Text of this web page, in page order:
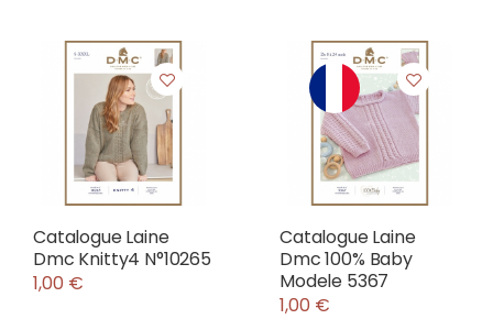
Catalogue Laine
Dmc Knitty4 N°10265
1,00 €
Catalogue Laine
Dmc 100% Baby
Modele 5367
1,00 €